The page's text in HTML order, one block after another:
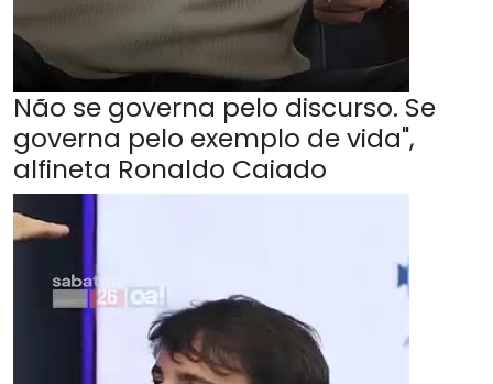
Não se governa pelo discurso. Se
governa pelo exemplo de vida",
alfineta Ronaldo Caiado